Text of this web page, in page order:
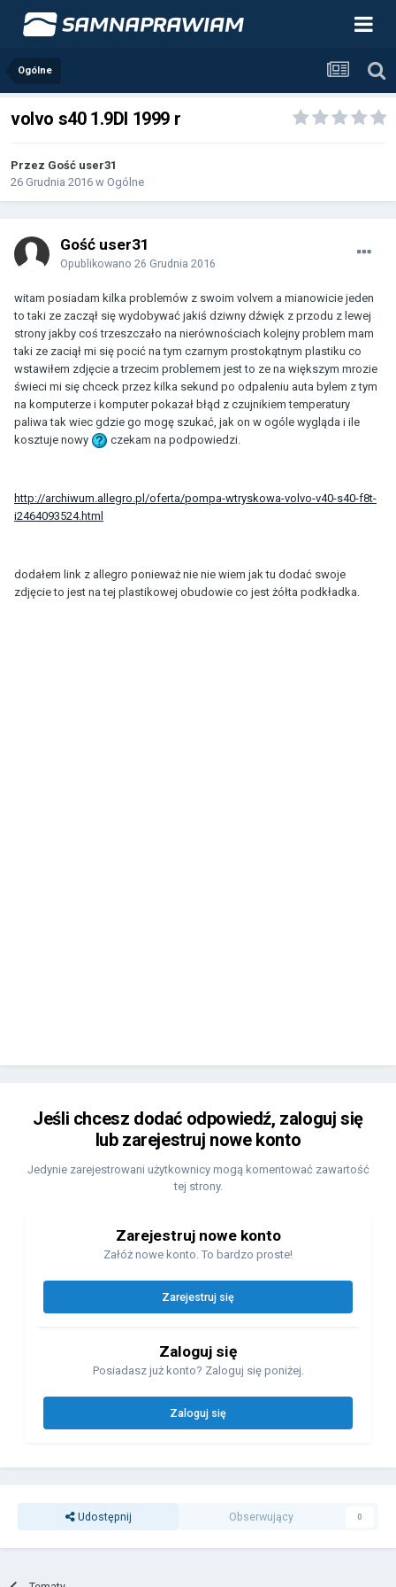
Ogólne
volvo s40 1.9DI 1999 r
Przez Gość user31
26 Grudnia 2016 w Ogólne
Gość user31
Opublikowano 26 Grudnia 2016
witam posiadam kilka problemów z swoim volvem a mianowicie jeden
to taki ze zaczął się wydobywać jakiś dziwny dźwięk z przodu z lewej
strony jakby coś trzeszczało na nierównościach kolejny problem mam
taki ze zaciął mi się pocić na tym czarnym prostokątnym plastiku co
wstawiłem zdjęcie a trzecim problemem jest to ze na większym mrozie
świeci mi się chceck przez kilka sekund po odpaleniu auta bylem z tym
na komputerze i komputer pokazał błąd z czujnikiem temperatury
paliwa tak wiec gdzie go mogę szukać, jak on w ogóle wygląda i ile
kosztuje nowy
czekam na podpowiedzi.
http://archiwum.allegro.pl/oferta/pompa-wtryskowa-volvo-v40-s40-f8t-
i2464093524.html
dodałem link z allegro ponieważ nie nie wiem jak tu dodać swoje
zdjęcie to jest na tej plastikowej obudowie co jest żółta podkładka.
Jeśli chcesz dodać odpowiedź, zaloguj się
lub zarejestruj nowe konto
Jedynie zarejestrowani użytkownicy mogą komentować zawartość
tej strony.
Zarejestruj nowe konto
Załóż nowe konto. To bardzo proste!
Zarejestruj się
Zaloguj się
Posiadasz już konto? Zaloguj się poniżej.
Zaloguj się
Udostępnij Obserwujący 0